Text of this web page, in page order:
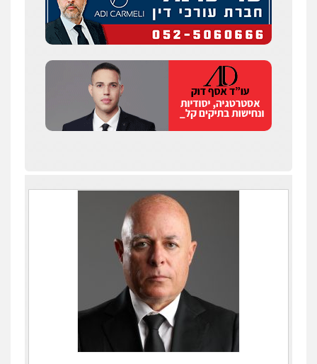
עו"ד יאיר בן סימון
עו"ד מוחמד רחאל
פשיעה חמורה צווארון לבן
מעצרים וחקירות
0502228917
בר ציון – אוזן משרד עורכי דין
פלילי עבירות תנועה תעבורה
חמורה
0505258475